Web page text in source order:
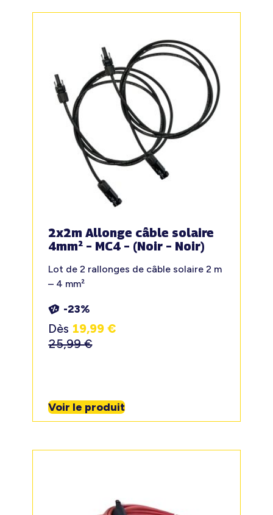
2x2m Allonge câble solaire
4mm² – MC4 – (Noir – Noir)
Lot de 2 rallonges de câble solaire 2 m
– 4 mm²
-23%
Dès 19,99€
25,99€
Voir le produit